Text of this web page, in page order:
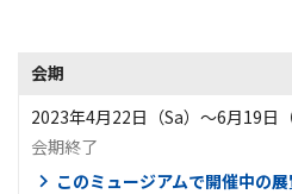
会期
2023年4月22日（Sa）〜6月19日（
会期終了
このミュージアムで開催中の